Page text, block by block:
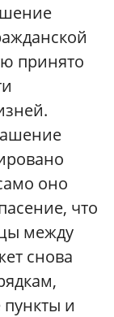
принято
оно
что
между
снова
и